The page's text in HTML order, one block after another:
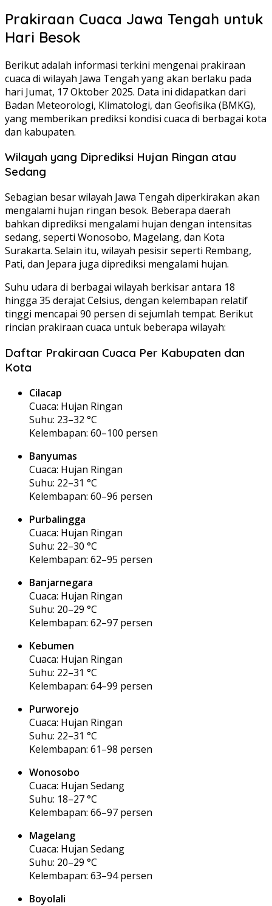
Prakiraan Cuaca Jawa Tengah untuk
Hari Besok
Berikut adalah informasi terkini mengenai prakiraan
cuaca di wilayah Jawa Tengah yang akan berlaku pada
hari Jumat, 17 Oktober 2025. Data ini didapatkan dari
Badan Meteorologi, Klimatologi, dan Geofisika (BMKG),
yang memberikan prediksi kondisi cuaca di berbagai kota
dan kabupaten.
Wilayah yang Diprediksi Hujan Ringan atau
Sedang
Sebagian besar wilayah Jawa Tengah diperkirakan akan
mengalami hujan ringan besok. Beberapa daerah
bahkan diprediksi mengalami hujan dengan intensitas
sedang, seperti Wonosobo, Magelang, dan Kota
Surakarta. Selain itu, wilayah pesisir seperti Rembang,
Pati, dan Jepara juga diprediksi mengalami hujan.
Suhu udara di berbagai wilayah berkisar antara 18
hingga 35 derajat Celsius, dengan kelembapan relatif
tinggi mencapai 90 persen di sejumlah tempat. Berikut
rincian prakiraan cuaca untuk beberapa wilayah:
Daftar Prakiraan Cuaca Per Kabupaten dan
Kota
Cilacap
Cuaca: Hujan Ringan
Suhu: 23–32 °C
Kelembapan: 60–100 persen
Banyumas
Cuaca: Hujan Ringan
Suhu: 22–31 °C
Kelembapan: 60–96 persen
Purbalingga
Cuaca: Hujan Ringan
Suhu: 22–30 °C
Kelembapan: 62–95 persen
Banjarnegara
Cuaca: Hujan Ringan
Suhu: 20–29 °C
Kelembapan: 62–97 persen
Kebumen
Cuaca: Hujan Ringan
Suhu: 22–31 °C
Kelembapan: 64–99 persen
Purworejo
Cuaca: Hujan Ringan
Suhu: 22–31 °C
Kelembapan: 61–98 persen
Wonosobo
Cuaca: Hujan Sedang
Suhu: 18–27 °C
Kelembapan: 66–97 persen
Magelang
Cuaca: Hujan Sedang
Suhu: 20–29 °C
Kelembapan: 63–94 persen
Boyolali